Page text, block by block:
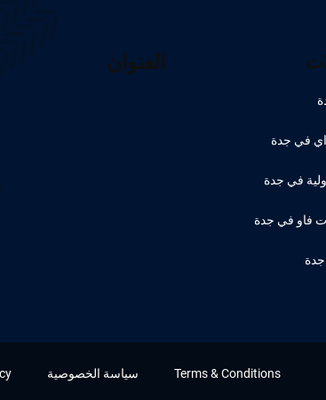
في جدة
في جدة
فاو في جدة
العنوان
Terms & Conditions سياسة الخصوصية